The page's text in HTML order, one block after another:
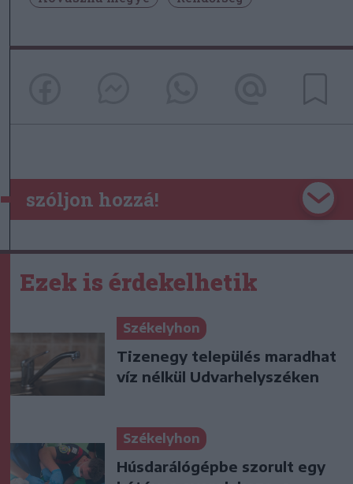
szóljon hozzá!
Ezek is érdekelhetik
Székelyhon
Tizenegy település maradhat
víz nélkül Udvarhelyszéken
Székelyhon
Húsdarálógépbe szorult egy